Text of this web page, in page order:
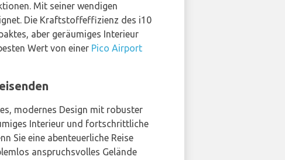
Mit seiner wendigen
Die Kraftstoffeffizienz des i10
aber geräumiges Interieur
Wert von einer Pico Airport
modernes Design mit robuster
Interieur und fortschrittliche
Sie eine abenteuerliche Reise
anspruchsvolles Gelände